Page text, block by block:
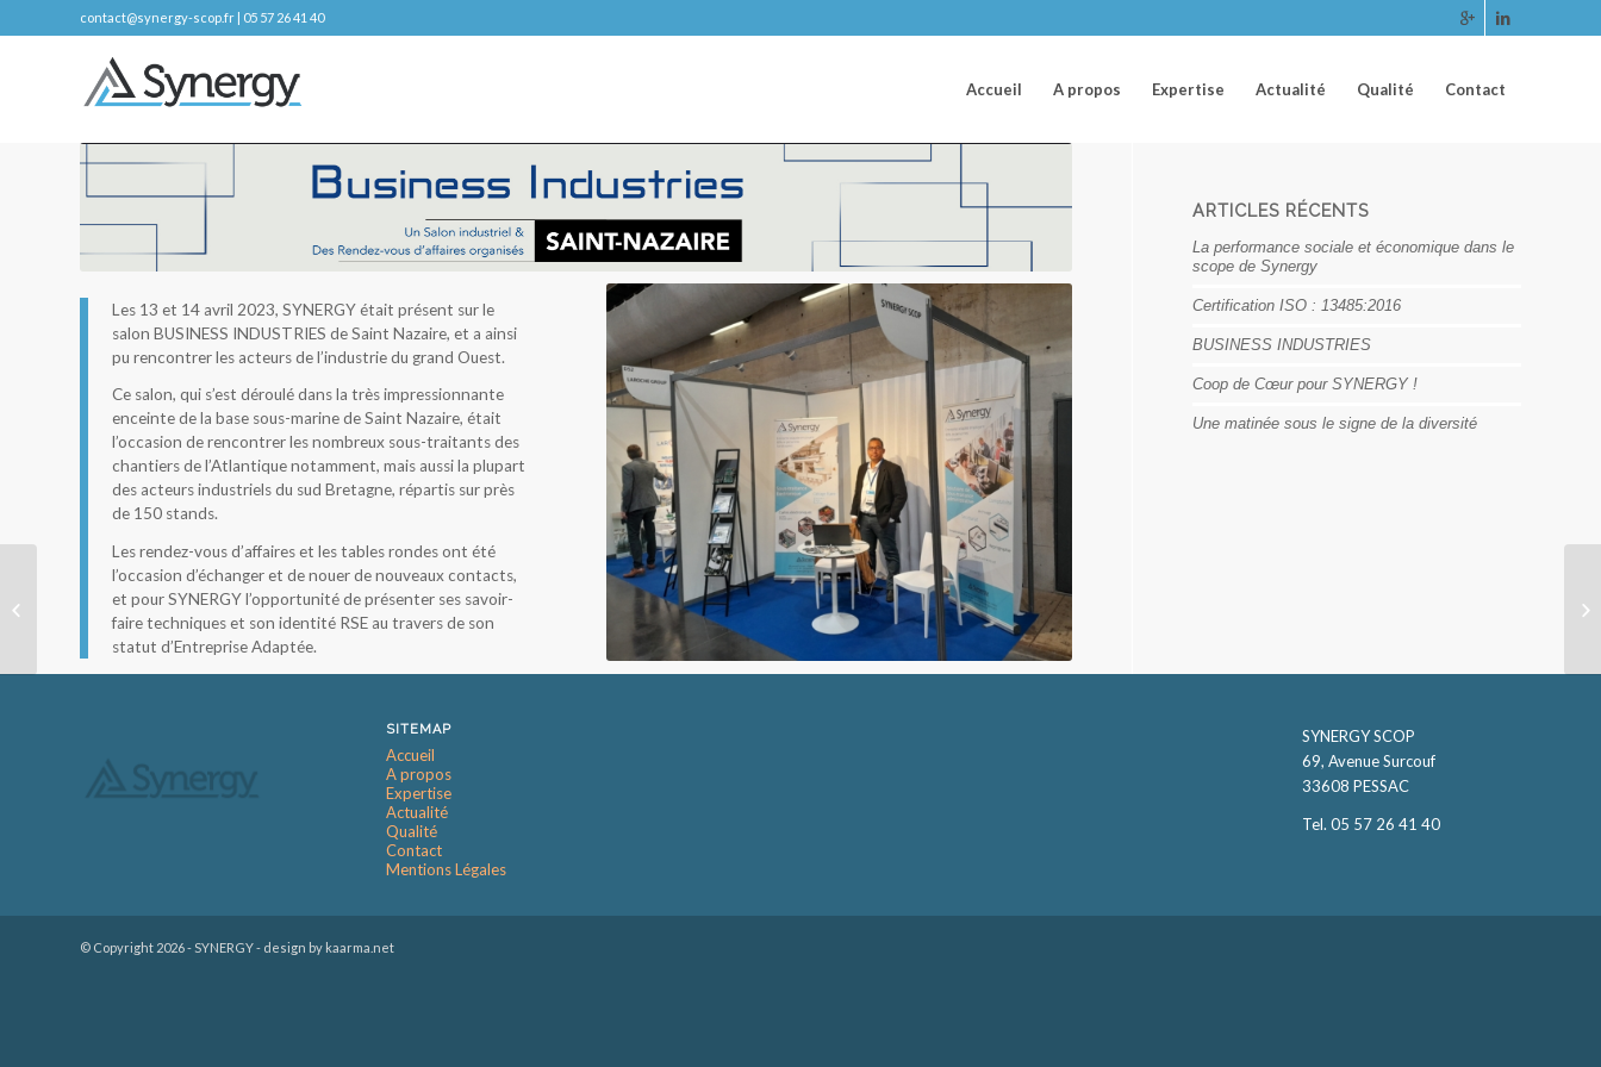
contact@synergy-scop.fr | 05 57 26 41 40
Accueil A propos Expertise Actualité Qualité Contact
Les 13 et 14 avril 2023, SYNERGY était présent sur le
salon BUSINESS INDUSTRIES de Saint Nazaire, et a ainsi
pu rencontrer les acteurs de l’industrie du grand Ouest.
Ce salon, qui s’est déroulé dans la très impressionnante
enceinte de la base sous-marine de Saint Nazaire, était
l’occasion de rencontrer les nombreux sous-traitants des
chantiers de l’Atlantique notamment, mais aussi la plupart
des acteurs industriels du sud Bretagne, répartis sur près
de 150 stands.
Les rendez-vous d’affaires et les tables rondes ont été
l’occasion d’échanger et de nouer de nouveaux contacts,
et pour SYNERGY l’opportunité de présenter ses savoir-
faire techniques et son identité RSE au travers de son
statut d’Entreprise Adaptée.
ARTICLES RÉCENTS
La performance sociale et économique dans le
scope de Synergy
Certification ISO : 13485:2016
BUSINESS INDUSTRIES
Coop de Cœur pour SYNERGY !
Une matinée sous le signe de la diversité
SITEMAP
Accueil
A propos
Expertise
Actualité
Qualité
Contact
Mentions Légales
SYNERGY SCOP
69, Avenue Surcouf
33608 PESSAC
Tel. 05 57 26 41 40
© Copyright 2026 - SYNERGY - design by kaarma.net
Coop de Cœur pour
SYNERGY !